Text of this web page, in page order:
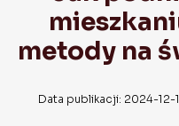
metody na
Data publikacji: 2024-12-